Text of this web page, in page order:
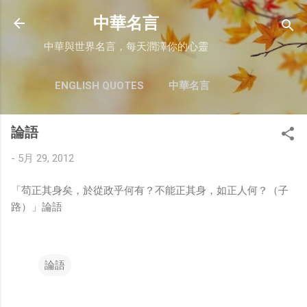
跳至主要內容
中華名言
中華與世界名言，每天潤澤你的心靈
ENGLISH QUOTES 中華名言
論語
- 5月 29, 2012
「苟正其身矣，於從政乎何有？不能正其身，如正人何？（子
路）」論語
論語